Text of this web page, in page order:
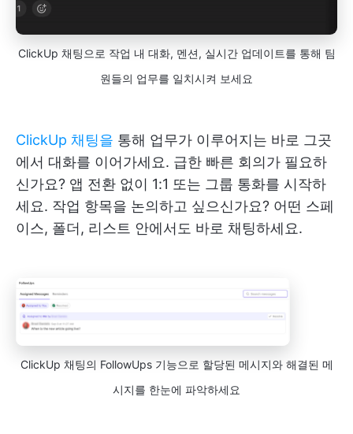
ClickUp 채팅으로 작업 내 대화, 멘션, 실시간 업데이트를 통해 팀
원들의 업무를 일치시켜 보세요
ClickUp 채팅을 통해 업무가 이루어지는 바로 그곳
에서 대화를 이어가세요. 급한 빠른 회의가 필요하
신가요? 앱 전환 없이 1:1 또는 그룹 통화를 시작하
세요. 작업 항목을 논의하고 싶으신가요? 어떤 스페
이스, 폴더, 리스트 안에서도 바로 채팅하세요.
ClickUp 채팅의 FollowUps 기능으로 할당된 메시지와 해결된 메
시지를 한눈에 파악하세요